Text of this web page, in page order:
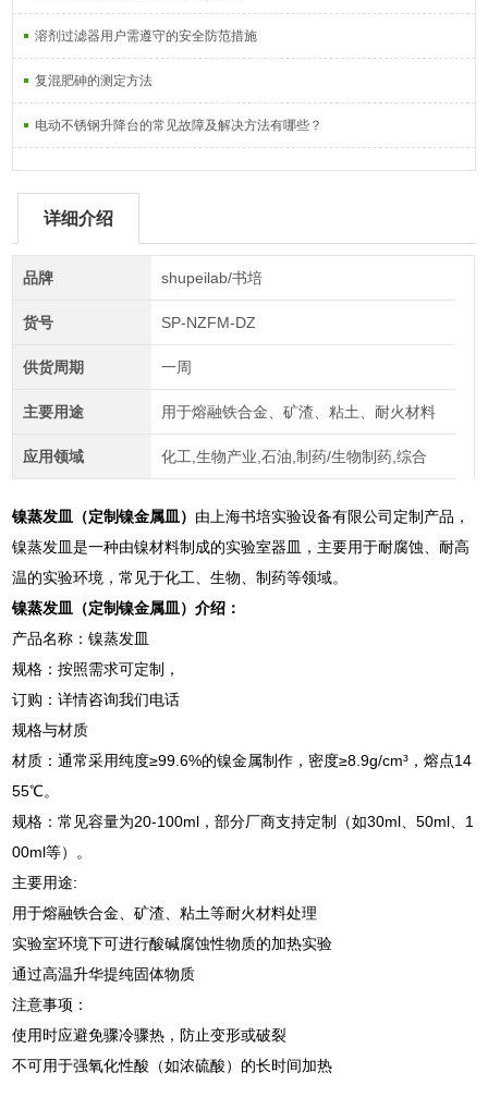
溶剂过滤器用户需遵守的安全防范措施
复混肥砷的测定方法
电动不锈钢升降台的常见故障及解决方法有哪些？
详细介绍
品牌 shupeilab/书培
货号 SP-NZFM-DZ
供货周期 一周
主要用途 用于熔融铁合金、矿渣、粘土、耐火材料
应用领域 化工,生物产业,石油,制药/生物制药,综合
镍蒸发皿（定制镍金属皿） 由上海书培实验设备有限公司定制产品，
镍蒸发皿是一种由镍材料制成的实验室器皿，主要用于耐腐蚀、耐高
温的实验环境，常见于化工、生物、制药等领域。
镍蒸发皿（定制镍金属皿）介绍：
产品名称：镍蒸发皿
规格：按照需求可定制，
订购：详情咨询我们电话
规格与材质
‌材质‌：通常采用纯度≥99.6%的镍金属制作，密度≥8.9g/cm³，熔点14
55℃。 ‌
‌规格‌：常见容量为20-100ml，部分厂商支持定制（如30ml、50ml、1
00ml等）。 ‌
主要用途:
用于熔融铁合金、矿渣、粘土等耐火材料处理 ‌
实验室环境下可进行酸碱腐蚀性物质的加热实验 ‌
通过高温升华提纯固体物质 ‌
注意事项：
使用时应避免骤冷骤热，防止变形或破裂 ‌
不可用于强氧化性酸（如浓硫酸）的长时间加热 ‌